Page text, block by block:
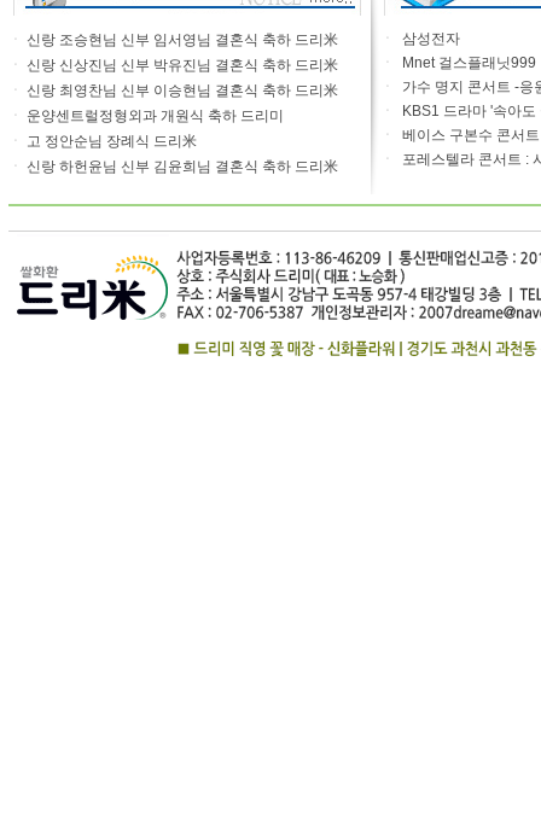
ㆍ 신랑 조승현님 신부 임서영님 결혼식 축하 드리米
ㆍ 신랑 신상진님 신부 박유진님 결혼식 축하 드리米
ㆍ 신랑 최영찬님 신부 이승현님 결혼식 축하 드리米
ㆍ 운양센트럴정형외과 개원식 축하 드리미
ㆍ 고 정안순님 장례식 드리米
ㆍ 신랑 하헌윤님 신부 김윤희님 결혼식 축하 드리米
ㆍ
삼성전자
ㆍ
Mnet 걸스플래닛
ㆍ
가수 명지 콘서트 -응
ㆍ
KBS1 드라마 '속아
ㆍ
베이스 구본수 콘서
ㆍ
포레스텔라 콘서트 :